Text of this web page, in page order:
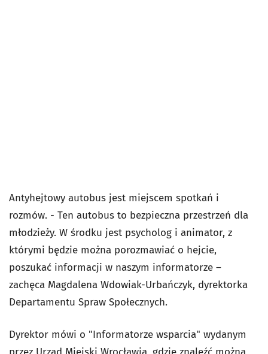
Antyhejtowy autobus jest miejscem spotkań i
rozmów. - Ten autobus to bezpieczna przestrzeń dla
młodzieży. W środku jest psycholog i animator, z
którymi będzie można porozmawiać o hejcie,
poszukać informacji w naszym informatorze –
zachęca Magdalena Wdowiak-Urbańczyk, dyrektorka
Departamentu Spraw Społecznych.
Dyrektor mówi o "Informatorze wsparcia" wydanym